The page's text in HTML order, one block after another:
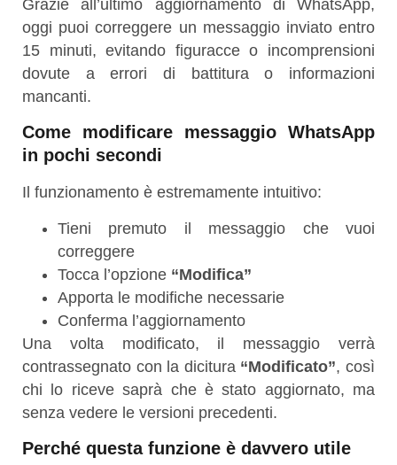
Grazie all’ultimo aggiornamento di WhatsApp,
oggi puoi correggere un messaggio inviato entro
15 minuti, evitando figuracce o incomprensioni
dovute a errori di battitura o informazioni
mancanti.
Come modificare messaggio WhatsApp
in pochi secondi
Il funzionamento è estremamente intuitivo:
Tieni premuto il messaggio che vuoi
correggere
Tocca l’opzione “Modifica”
Apporta le modifiche necessarie
Conferma l’aggiornamento
Una volta modificato, il messaggio verrà
contrassegnato con la dicitura “Modificato”, così
chi lo riceve saprà che è stato aggiornato, ma
senza vedere le versioni precedenti.
Perché questa funzione è davvero utile